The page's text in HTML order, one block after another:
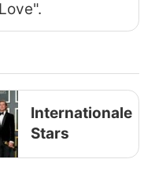
Internationale
Stars